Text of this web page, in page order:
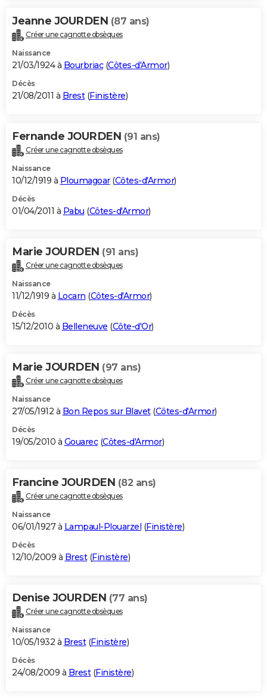
Jeanne JOURDEN (87 ans)
Créer une cagnotte obsèques
Naissance
21/03/1924 à Bourbriac(Côtes-d'Armor)
Décès
21/08/2011 à Brest(Finistère)
Fernande JOURDEN (91 ans)
Créer une cagnotte obsèques
Naissance
10/12/1919 à Ploumagoar(Côtes-d'Armor)
Décès
01/04/2011 à Pabu (Côtes-d'Armor)
Marie JOURDEN (91 ans)
Créer une cagnotte obsèques
Naissance
11/12/1919 à Locarn (Côtes-d'Armor)
Décès
15/12/2010 à Belleneuve (Côte-d'Or)
Marie JOURDEN (97 ans)
Créer une cagnotte obsèques
Naissance
27/05/1912 à Bon Repos sur Blavet(Côtes-d'Armor)
Décès
19/05/2010 à Gouarec(Côtes-d'Armor)
Francine JOURDEN (82 ans)
Créer une cagnotte obsèques
Naissance
06/01/1927 à Lampaul-Plouarzel (Finistère)
Décès
12/10/2009 à Brest(Finistère)
Denise JOURDEN (77 ans)
Créer une cagnotte obsèques
Naissance
10/05/1932 à Brest(Finistère)
Décès
24/08/2009 à Brest(Finistère)